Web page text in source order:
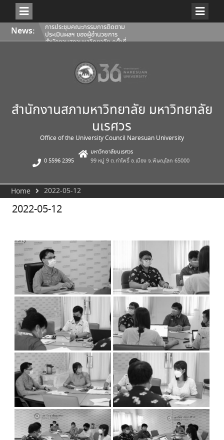
Skip
content
News:
สำนักงานสภามหาวิทยาลัย ครั้งที่
2/2569
การประชุมคณะกรรมการกลั่นกรอง
การสรรหาผู้อำนวยการวิทยาลัย
พลังงานทดแทนและสมาร์ตกริด
สำนักงานสภามหาวิทยาลัย มหาวิทยาลัย
นเรศวร
Office of the University Council Naresuan University
0 5596 2395
มหาวิทยาลัยนเรศวร
99 หมู่ 9 ต.ท่าโพธิ์ อ.เมือง จ.พิษณุโลก 65000
Home 2022-05-12
2022-05-12